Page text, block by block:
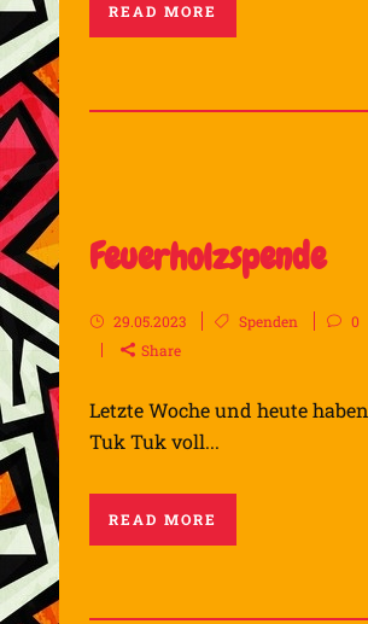
READ MORE
Feuerholzspende
29.05.2023 Spenden 0
Share
Letzte Woche und heute
Tuk Tuk voll...
READ MORE